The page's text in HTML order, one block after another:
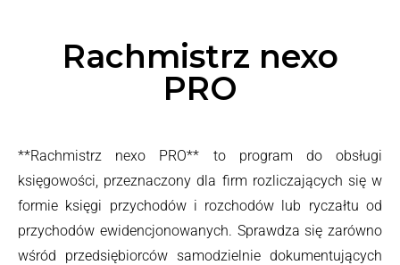
Rachmistrz nexo
PRO
**Rachmistrz nexo PRO** to program do obsługi
księgowości, przeznaczony dla firm rozliczających się w
formie księgi przychodów i rozchodów lub ryczałtu od
przychodów ewidencjonowanych. Sprawdza się zarówno
wśród przedsiębiorców samodzielnie dokumentujących